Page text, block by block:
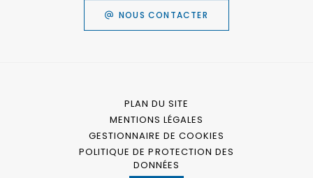
NOUS CONTACTER
PLAN DU SITE
MENTIONS LÉGALES
GESTIONNAIRE DE COOKIES
POLITIQUE DE PROTECTION DES
DONNÉES